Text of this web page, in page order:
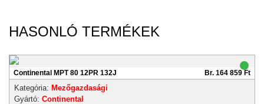
HASONLÓ TERMÉKEK
Continental MPT 80 12PR 132J Br. 164 859 Ft
Kategória: Mezőgazdasági
Gyártó: Continental